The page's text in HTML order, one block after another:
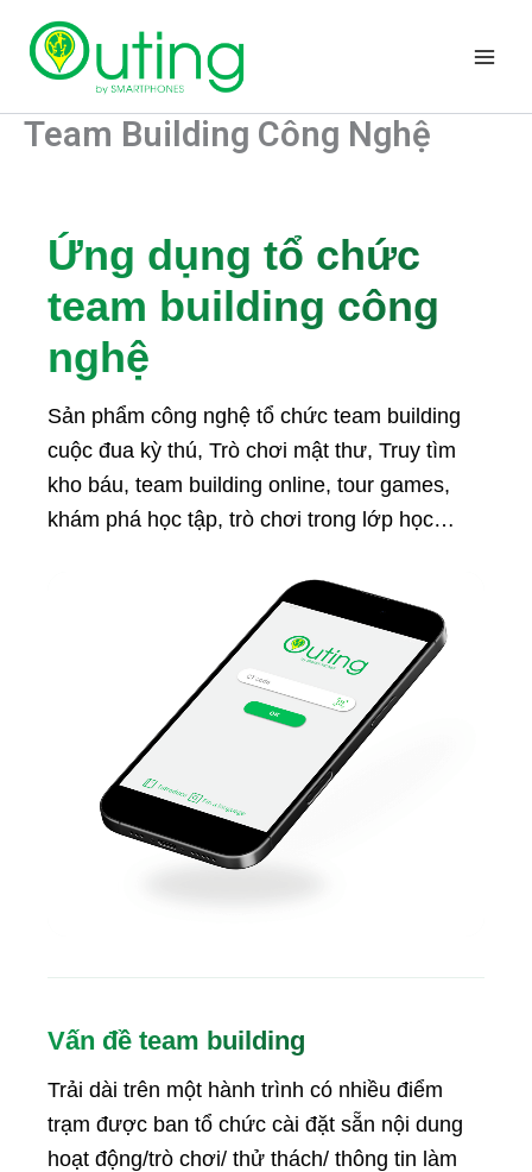
Menu
Team Building Công Nghệ
Ứng dụng tổ chức
team building công
nghệ
Sản phẩm công nghệ tổ chức team building
cuộc đua kỳ thú, Trò chơi mật thư, Truy tìm
kho báu, team building online, tour games,
khám phá học tập, trò chơi trong lớp học…
Vấn đề team building
Trải dài trên một hành trình có nhiều điểm
trạm được ban tổ chức cài đặt sẵn nội dung
hoạt động/trò chơi/ thử thách/ thông tin làm